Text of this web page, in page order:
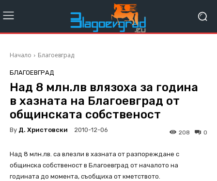
Начало Благоевград
БЛАГОЕВГРАД
Над 8 млн.лв влязоха за година
в хазната на Благоевград от
общинската собственост
By Д. Христовски 2010-12-06 0
208
Над 8 млн.лв. са влезли в хазната от разпореждане с
общинска собственост в Благоевград от началото на
годината до момента, съобщиха от кметството.